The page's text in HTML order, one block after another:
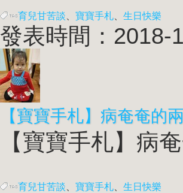
育兒甘苦談 寶寶手札 生日快樂
發表時間：2018-
【寶寶手札】病奄奄的
【寶寶手札】病
育兒甘苦談 寶寶手札 生日快樂